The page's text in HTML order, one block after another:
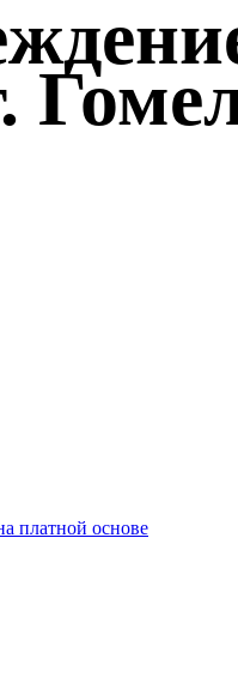
платной основе